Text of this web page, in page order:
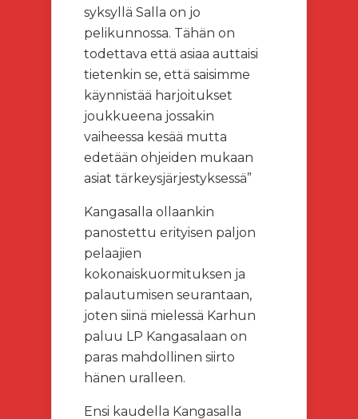
syksyllä Salla on jo
pelikunnossa. Tähän on
todettava että asiaa auttaisi
tietenkin se, että saisimme
käynnistää harjoitukset
joukkueena jossakin
vaiheessa kesää mutta
edetään ohjeiden mukaan
asiat tärkeysjärjestyksessä”
Kangasalla ollaankin
panostettu erityisen paljon
pelaajien
kokonaiskuormituksen ja
palautumisen seurantaan,
joten siinä mielessä Karhun
paluu LP Kangasalaan on
paras mahdollinen siirto
hänen uralleen.
Ensi kaudella Kangasalla